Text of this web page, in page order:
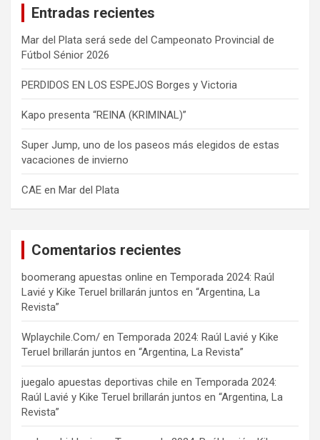
Entradas recientes
Mar del Plata será sede del Campeonato Provincial de
Fútbol Sénior 2026
PERDIDOS EN LOS ESPEJOS Borges y Victoria
Kapo presenta “REINA (KRIMINAL)”
Super Jump, uno de los paseos más elegidos de estas
vacaciones de invierno
CAE en Mar del Plata
Comentarios recientes
boomerang apuestas online en Temporada 2024: Raúl
Lavié y Kike Teruel brillarán juntos en “Argentina, La
Revista”
Wplaychile.Com/ en Temporada 2024: Raúl Lavié y Kike
Teruel brillarán juntos en “Argentina, La Revista”
juegalo apuestas deportivas chile en Temporada 2024:
Raúl Lavié y Kike Teruel brillarán juntos en “Argentina, La
Revista”